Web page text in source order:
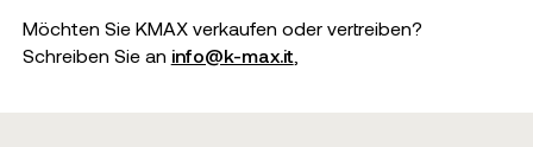
Möchten Sie KMAX verkaufen oder vertreiben?
Schreiben Sie an info@k-max.it